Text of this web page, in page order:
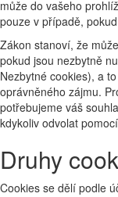
může do vašeho
pouze v případě,
Zákon stanoví, že
pokud jsou nezbytně
Nezbytné cookies), a
oprávněného zájmu.
potřebujeme váš
kdykoliv odvolat
Druhy
Cookies se dělí podle